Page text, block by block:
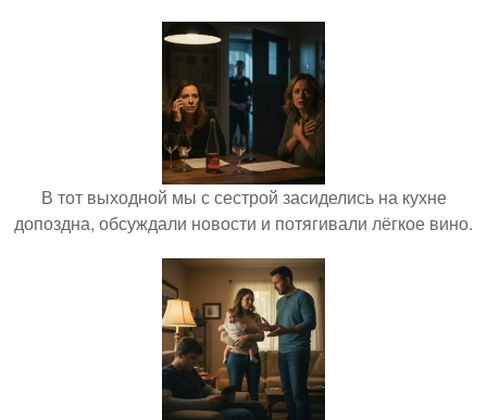
В тот выходной мы с сестрой засиделись на кухне
допоздна, обсуждали новости и потягивали лёгкое вино.